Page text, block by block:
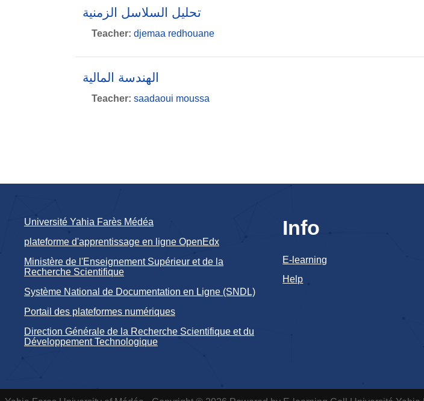
تحليل السلاسل الزمنية
Teacher: djemaa redhouane
الهندسة المالية
Teacher: saadaoui moussa
Université Yahia Farès Médéa
plateforme d'apprentissage en ligne OpenEdx
Ministère de l'Enseignement Supérieur et de la
Recherche Scientifique
Système National de Documentation en Ligne (SNDL)
Portail des plateformes numériques
Direction Générale de la Recherche Scientifique et du
Développement Technologique
Info
E-learning
Help